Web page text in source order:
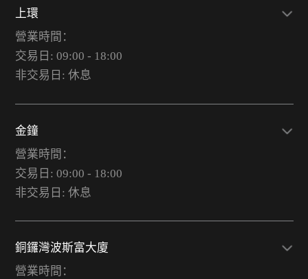
上環
營業時間：
交易日: 09:00 - 18:00
非交易日: 休息
金鐘
營業時間：
交易日: 09:00 - 18:00
非交易日: 休息
銅鑼灣波斯富大廈
營業時間：